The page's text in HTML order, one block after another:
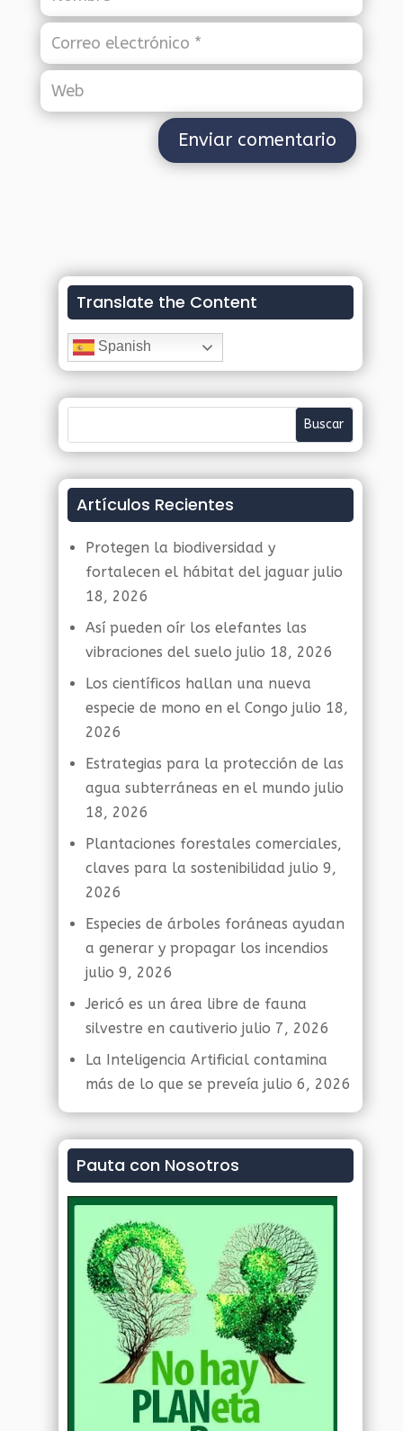
Translate the Content
Spanish
Artículos Recientes
Protegen la biodiversidad y
fortalecen el hábitat del jaguar julio
18, 2026
Así pueden oír los elefantes las
vibraciones del suelo julio 18, 2026
Los científicos hallan una nueva
especie de mono en el Congo julio 18,
2026
Estrategias para la protección de las
agua subterráneas en el mundo julio
18, 2026
Plantaciones forestales comerciales,
claves para la sostenibilidad julio 9,
2026
Especies de árboles foráneas ayudan
a generar y propagar los incendios
julio 9, 2026
Jericó es un área libre de fauna
silvestre en cautiverio julio 7, 2026
La Inteligencia Artificial contamina
más de lo que se preveía julio 6, 2026
Pauta con Nosotros